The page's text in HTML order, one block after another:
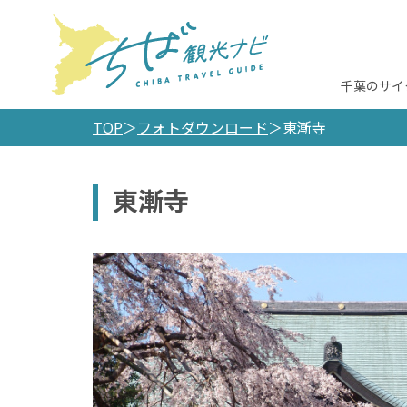
千葉のサ
TOP フォトダウンロード 東漸寺
東漸寺